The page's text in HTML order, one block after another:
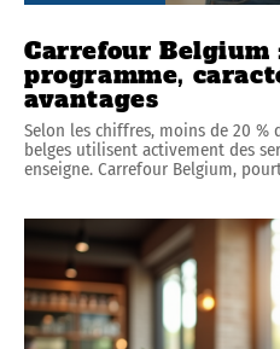
Carrefour Belgium
programme,
avantages
Selon les chiffres, moins de 20 %
belges utilisent activement des
enseigne. Carrefour Belgium,